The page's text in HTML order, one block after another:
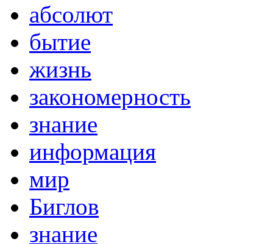
абсолют
бытие
жизнь
закономерность
знание
информация
мир
Биглов
знание